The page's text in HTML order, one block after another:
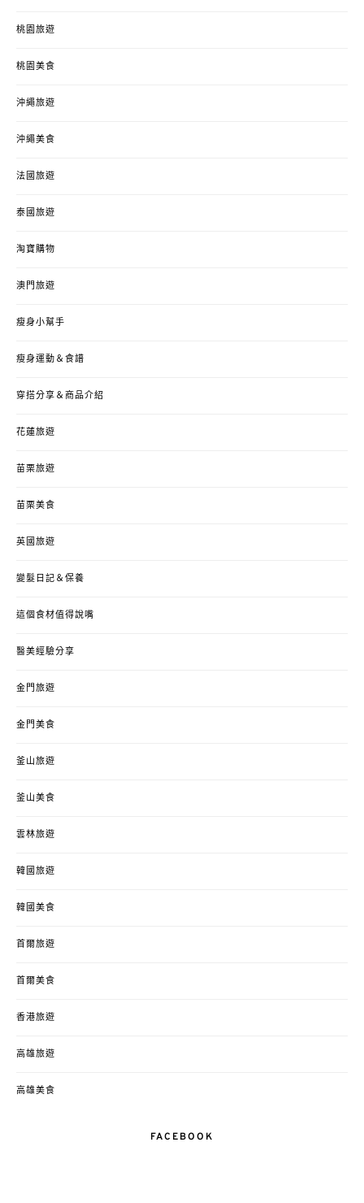
桃園旅遊
桃園美食
沖繩旅遊
沖繩美食
法國旅遊
泰國旅遊
淘寶購物
澳門旅遊
瘦身小幫手
瘦身運動＆食譜
穿搭分享＆商品介紹
花蓮旅遊
苗栗旅遊
苗栗美食
英國旅遊
變髮日記＆保養
這個食材值得說嘴
醫美經驗分享
金門旅遊
金門美食
釜山旅遊
釜山美食
雲林旅遊
韓國旅遊
韓國美食
首爾旅遊
首爾美食
香港旅遊
高雄旅遊
高雄美食
FACEBOOK